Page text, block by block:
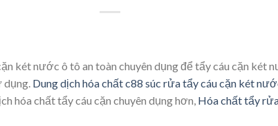
két nước ô tô an toàn chuyên dụng để tẩy cáu cặn két
Dung dịch hóa chất c88 súc rửa tẩy cáu cặn két
hóa chất tẩy cáu cặn chuyên dụng hơn, Hóa chất tẩy